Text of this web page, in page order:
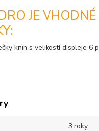
JE
knih s velikostí displeje 6
3 roky